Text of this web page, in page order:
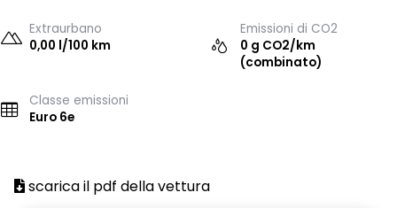
Extraurbano
0,00 l/100 km
Emissioni di CO2
0 g CO2/km
(combinato)
Classe emissioni
Euro 6e
scarica il pdf della vettura